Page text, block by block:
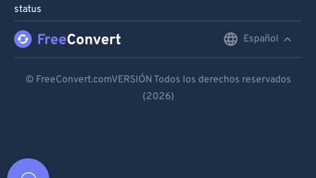
status
Español
Español
© FreeConvert.comVERSIÓN Todos los derechos reservados
(2026)